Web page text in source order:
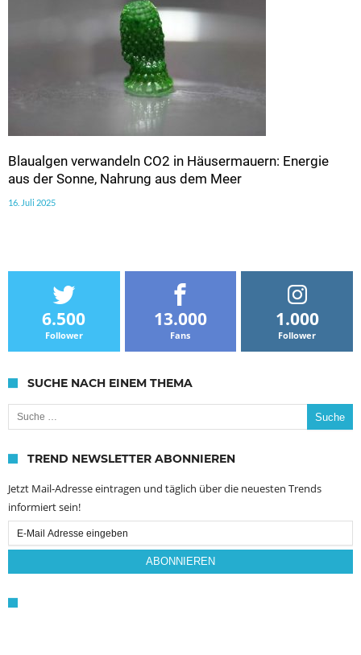
Blaualgen verwandeln CO2 in Häusermauern: Energie
aus der Sonne, Nahrung aus dem Meer
16. Juli 2025
6.500
Follower
13.000
Fans
1.000
Follower
SUCHE NACH EINEM THEMA
Suche nach:
TREND NEWSLETTER ABONNIEREN
Jetzt Mail-Adresse eintragen und täglich über die neuesten Trends
informiert sein!
Email
Subscription
ABONNIEREN